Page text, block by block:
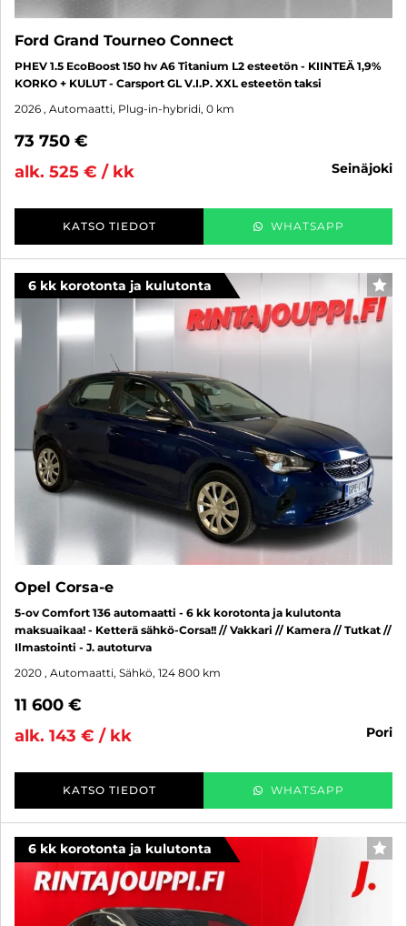
Ford Grand Tourneo Connect
PHEV 1.5 EcoBoost 150 hv A6 Titanium L2 esteetön - KIINTEÄ 1,9%
KORKO + KULUT - Carsport GL V.I.P. XXL esteetön taksi
2026 , Automaatti, Plug-in-hybridi, 0 km
73 750 €
alk. 525 € / kk
seinäjoki
KATSO TIEDOT WHATSAPP
6 kk korotonta ja kulutonta
Opel Corsa-e
5-ov Comfort 136 automaatti - 6 kk korotonta ja kulutonta
maksuaikaa! - Ketterä sähkö-Corsa!! // Vakkari // Kamera // Tutkat //
Ilmastointi - J. autoturva
2020 , Automaatti, Sähkö, 124 800 km
11 600 €
alk. 143 € / kk
pori
KATSO TIEDOT WHATSAPP
6 kk korotonta ja kulutonta